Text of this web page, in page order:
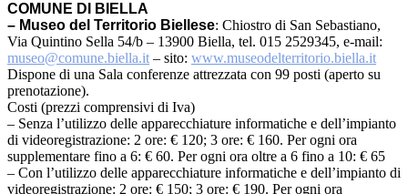
COMUNE DI BIELLA
– Museo del Territorio Biellese: Chiostro di San Sebastiano,
Via Quintino Sella 54/b – 13900 Biella, tel. 015 2529345, e-mail:
museo@comune.biella.it – sito: www.museodelterritorio.biella.it
Dispone di una Sala conferenze attrezzata con 99 posti (aperto su
prenotazione).
Costi (prezzi comprensivi di Iva)
– Senza l’utilizzo delle apparecchiature informatiche e dell’impianto
di videoregistrazione: 2 ore: € 120; 3 ore: € 160. Per ogni ora
supplementare fino a 6: € 60. Per ogni ora oltre a 6 fino a 10: € 65
– Con l’utilizzo delle apparecchiature informatiche e dell’impianto di
videoregistrazione: 2 ore: € 150; 3 ore: € 190. Per ogni ora